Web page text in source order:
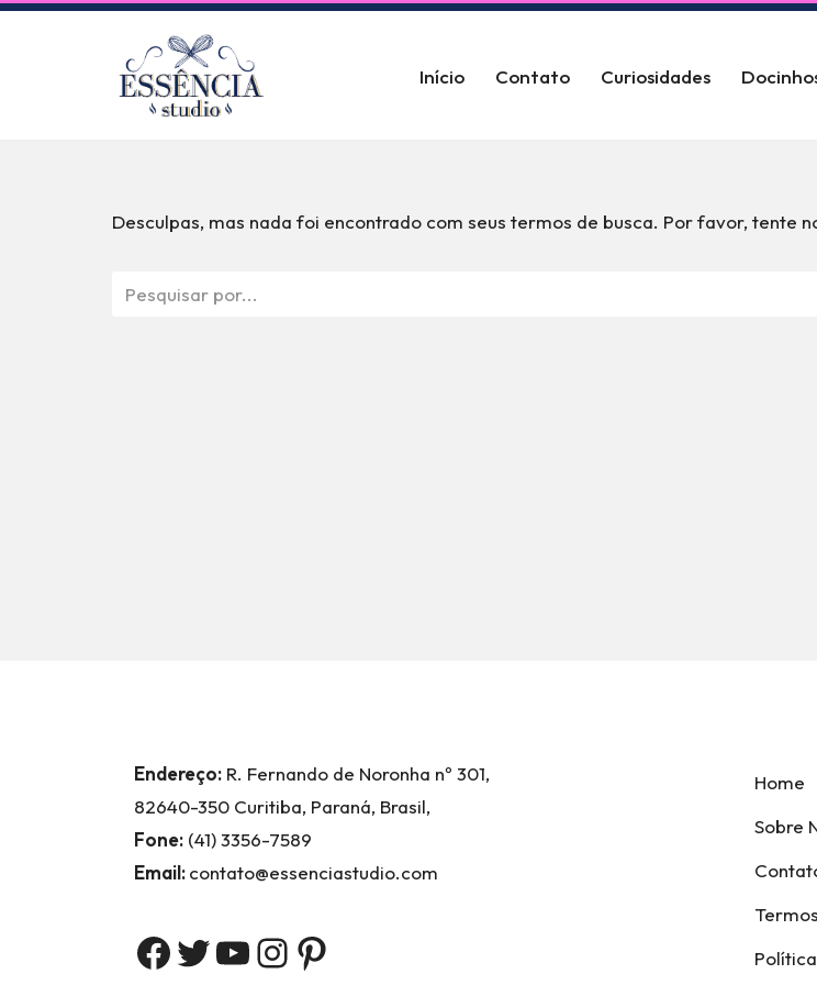
Início Contato Curiosidades
Desculpas, mas nada foi encontrado com seus termos de busca. Por favor, tente
Endereço: R. Fernando de Noronha nº 301,
82640-350 Curitiba, Paraná, Brasil,
Fone: (41) 3356-7589
Email:contato@essenciastudio.com
Home
Sobre